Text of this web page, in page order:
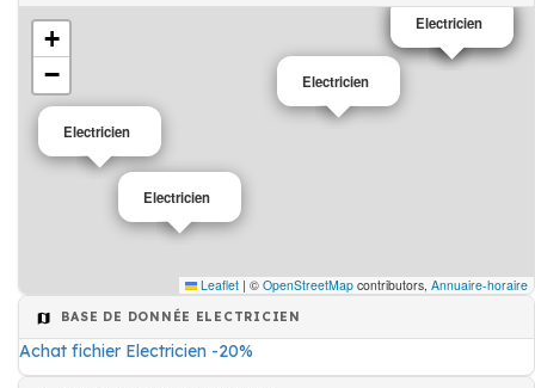
Electricien
Electricien
Electricien
Electricien
Electricien
+
−
Leaflet | © OpenStreetMap contributors, Annuaire-horaire
BASE DE DONNÉE ELECTRICIEN
Achat fichier Electricien -20%